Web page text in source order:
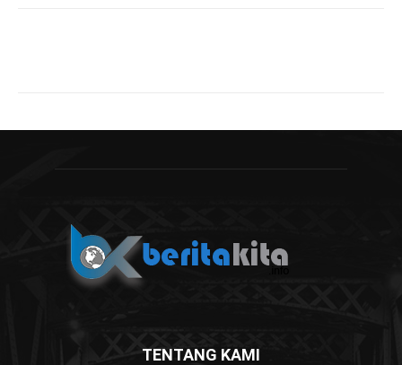
TENTANG KAMI